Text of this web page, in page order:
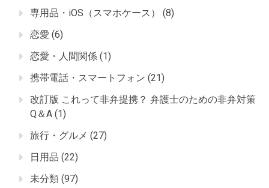
専用品・iOS（スマホケース）
(8)
恋愛 (6)
恋愛・人間関係 (1)
携帯電話・スマートフォン (21)
改訂版 これって非弁提携？ 弁護士のための非弁対策
Q＆A (1)
旅行・グルメ (27)
日用品 (22)
未分類 (97)